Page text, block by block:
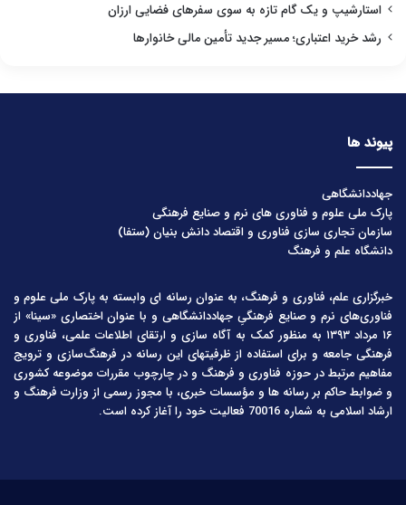
استارشیپ و یک گام تازه به سوی سفرهای فضایی ارزان
رشد خرید اعتباری؛ مسیر جدید تأمین مالی خانوارها
پیوند ها
جهاددانشگاهی
پارک ملی علوم و فناوری های نرم و صنایع فرهنگی
سازمان تجاری سازی فناوری و اقتصاد دانش بنیان (ستفا)
دانشگاه علم و فرهنگ
خبرگزاری علم، فناوری و فرهنگ، به عنوان رسانه ای وابسته به پارک ملی علوم و
فناوری‌های نرم و صنایع فرهنگیِ جهاددانشگاهی و با عنوان اختصاری «سینا» از
۱۶ مرداد ۱۳۹۳ به منظور کمک به آگاه سازی و ارتقای اطلاعات علمی، فناوری و
فرهنگی جامعه و برای استفاده از ظرفیتهای این رسانه در فرهنگ‌سازی و ترویج
مفاهیم مرتبط در حوزه فناوری و فرهنگ و در چارچوب مقررات موضوعه کشوری
و ضوابط حاکم بر رسانه ها و مؤسسات خبری، با مجوز رسمی از وزارت فرهنگ و
ارشاد اسلامی به شماره 70016 فعالیت خود را آغاز کرده است.